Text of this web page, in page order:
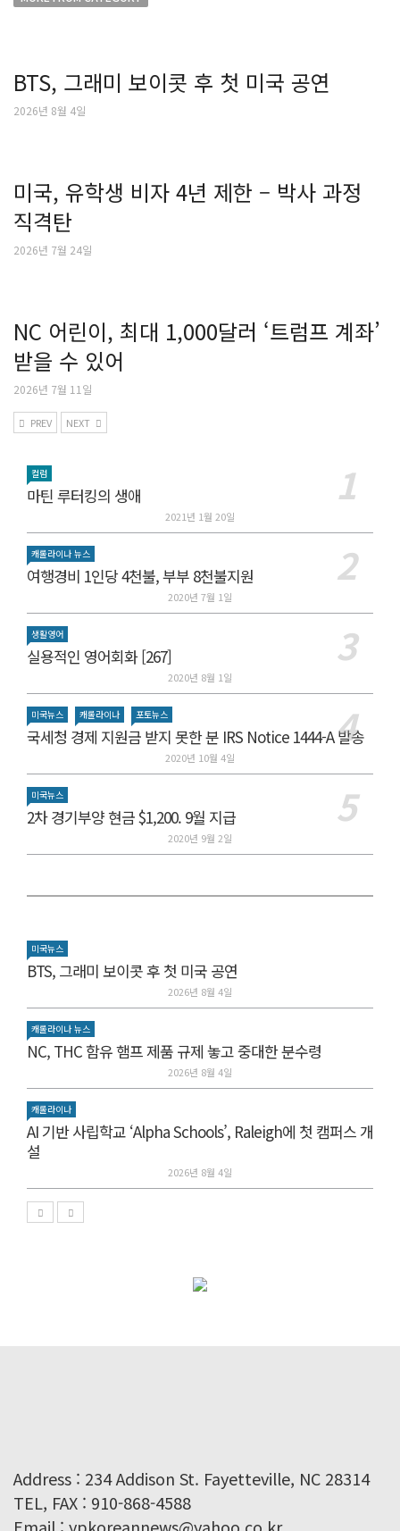
BTS, 그래미 보이콧 후 첫 미국 공연
2026년 8월 4일
미국, 유학생 비자 4년 제한 – 박사 과정
직격탄
2026년 7월 24일
NC 어린이, 최대 1,000달러 ‘트럼프 계좌’
받을 수 있어
2026년 7월 11일
PREV NEXT
컬럼
마틴 루터킹의 생애
2021년 1월 20일
캐롤라이나 뉴스
여행경비 1인당 4천불, 부부 8천불지원
2020년 7월 1일
생활영어
실용적인 영어회화 [267]
2020년 8월 1일
미국뉴스 캐롤라이나 포토뉴스
국세청 경제 지원금 받지 못한 분 IRS Notice 1444-A 발송
2020년 10월 4일
미국뉴스
2차 경기부양 현금 $1,200. 9월 지급
2020년 9월 2일
미국뉴스
BTS, 그래미 보이콧 후 첫 미국 공연
2026년 8월 4일
캐롤라이나 뉴스
NC, THC 함유 햄프 제품 규제 놓고 중대한 분수령
2026년 8월 4일
캐롤라이나
AI 기반 사립학교 ‘Alpha Schools’, Raleigh에 첫 캠퍼스 개
설
2026년 8월 4일
Address : 234 Addison St. Fayetteville, NC 28314
TEL, FAX : 910-868-4588
Email : ypkoreannews@yahoo.co.kr